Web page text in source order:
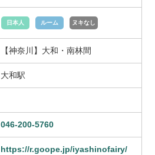
日本人 ルーム ヌキなし
【神奈川】大和・南林間
大和駅
046-200-5760
https://r.goope.jp/iyashinofairy/